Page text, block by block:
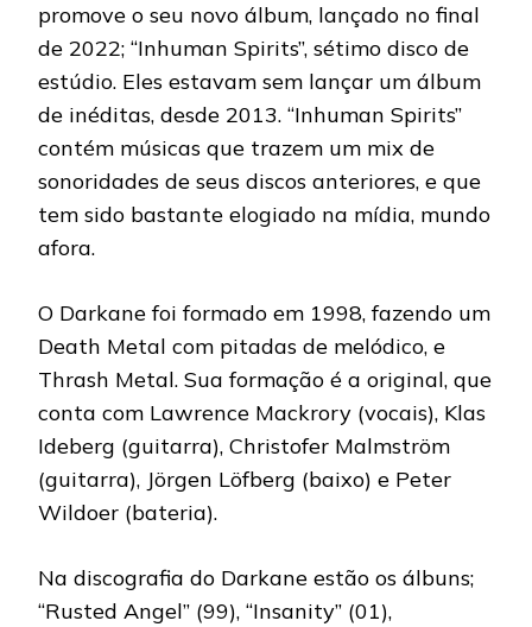
promove o seu novo álbum, lançado no final
de 2022; “Inhuman Spirits”, sétimo disco de
estúdio. Eles estavam sem lançar um álbum
de inéditas, desde 2013. “Inhuman Spirits”
contém músicas que trazem um mix de
sonoridades de seus discos anteriores, e que
tem sido bastante elogiado na mídia, mundo
afora.
O Darkane foi formado em 1998, fazendo um
Death Metal com pitadas de melódico, e
Thrash Metal. Sua formação é a original, que
conta com Lawrence Mackrory (vocais), Klas
Ideberg (guitarra), Christofer Malmström
(guitarra), Jörgen Löfberg (baixo) e Peter
Wildoer (bateria).
Na discografia do Darkane estão os álbuns;
“Rusted Angel” (99), “Insanity” (01),